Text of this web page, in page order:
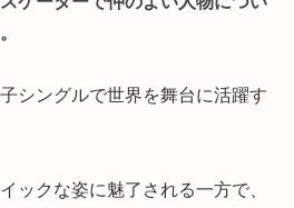
シングルで世界を舞台に活躍す
ックな姿に魅了される一方で、